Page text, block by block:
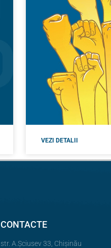
VEZI DETALII
CONTACTE
str. A.Şciusev 33, Chișinău